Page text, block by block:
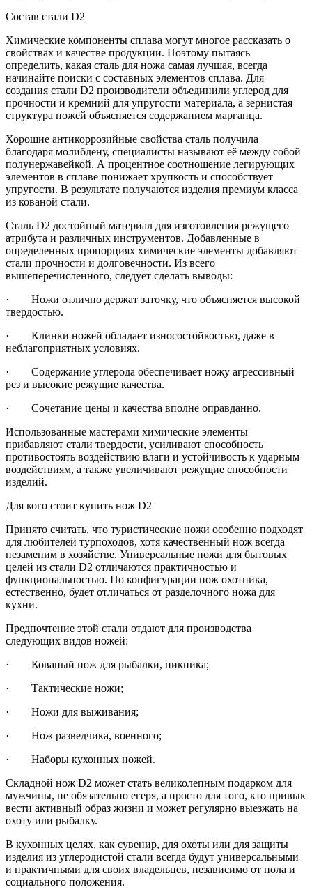
Состав стали D2
Химические компоненты сплава могут многое рассказать о
свойствах и качестве продукции. Поэтому пытаясь
определить, какая сталь для ножа самая лучшая, всегда
начинайте поиски с составных элементов сплава. Для
создания стали D2 производители объединили углерод для
прочности и кремний для упругости материала, а зернистая
структура ножей объясняется содержанием марганца.
Хорошие антикоррозийные свойства сталь получила
благодаря молибдену, специалисты называют её между собой
полунержавейкой. А процентное соотношение легирующих
элементов в сплаве понижает хрупкость и способствует
упругости. В результате получаются изделия премиум класса
из кованой стали.
Сталь D2 достойный материал для изготовления режущего
атрибута и различных инструментов. Добавленные в
определенных пропорциях химические элементы добавляют
стали прочности и долговечности. Из всего
вышеперечисленного, следует сделать выводы:
· Ножи отлично держат заточку, что объясняется высокой
твердостью.
· Клинки ножей обладает износостойкостью, даже в
неблагоприятных условиях.
· Содержание углерода обеспечивает ножу агрессивный
рез и высокие режущие качества.
· Сочетание цены и качества вполне оправданно.
Использованные мастерами химические элементы
прибавляют стали твердости, усиливают способность
противостоять воздействию влаги и устойчивость к ударным
воздействиям, а также увеличивают режущие способности
изделий.
Для кого стоит купить нож D2
Принято считать, что туристические ножи особенно подходят
для любителей турпоходов, хотя качественный нож всегда
незаменим в хозяйстве. Универсальные ножи для бытовых
целей из стали D2 отличаются практичностью и
функциональностью. По конфигурации нож охотника,
естественно, будет отличаться от разделочного ножа для
кухни.
Предпочтение этой стали отдают для производства
следующих видов ножей:
· Кованый нож для рыбалки, пикника;
· Тактические ножи;
· Ножи для выживания;
· Нож разведчика, военного;
· Наборы кухонных ножей.
Складной нож D2 может стать великолепным подарком для
мужчины, не обязательно егеря, а просто для того, кто привык
вести активный образ жизни и может регулярно выезжать на
охоту или рыбалку.
В кухонных целях, как сувенир, для охоты или для защиты
изделия из углеродистой стали всегда будут универсальными
и практичными для своих владельцев, независимо от пола и
социального положения.